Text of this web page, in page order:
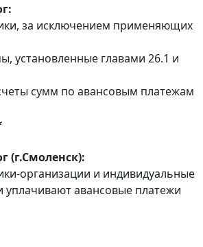
за исключением применяющих
установленные главами 26.1 и
сумм по авансовым платежам
(г.Смоленск):
организации и индивидуальные
уплачивают авансовые платежи